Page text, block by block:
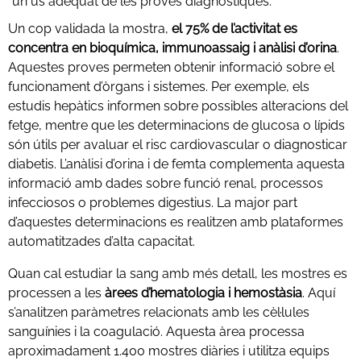
Un cop validada la mostra, el 75% de l’activitat es
concentra en bioquímica, immunoassaig i anàlisi d’orina.
Aquestes proves permeten obtenir informació sobre el
funcionament d’òrgans i sistemes. Per exemple, els
estudis hepàtics informen sobre possibles alteracions del
fetge, mentre que les determinacions de glucosa o lípids
són útils per avaluar el risc cardiovascular o diagnosticar
diabetis. L’anàlisi d’orina i de femta complementa aquesta
informació amb dades sobre funció renal, processos
infecciosos o problemes digestius. La major part
d’aquestes determinacions es realitzen amb plataformes
automatitzades d’alta capacitat.
Quan cal estudiar la sang amb més detall, les mostres es
processen a les àrees d’hematologia i hemostàsia. Aquí
s’analitzen paràmetres relacionats amb les cèl·lules
sanguínies i la coagulació. Aquesta àrea processa
aproximadament 1.400 mostres diàries i utilitza equips